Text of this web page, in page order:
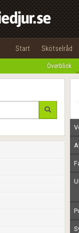
Start Skötselråd
Överblick